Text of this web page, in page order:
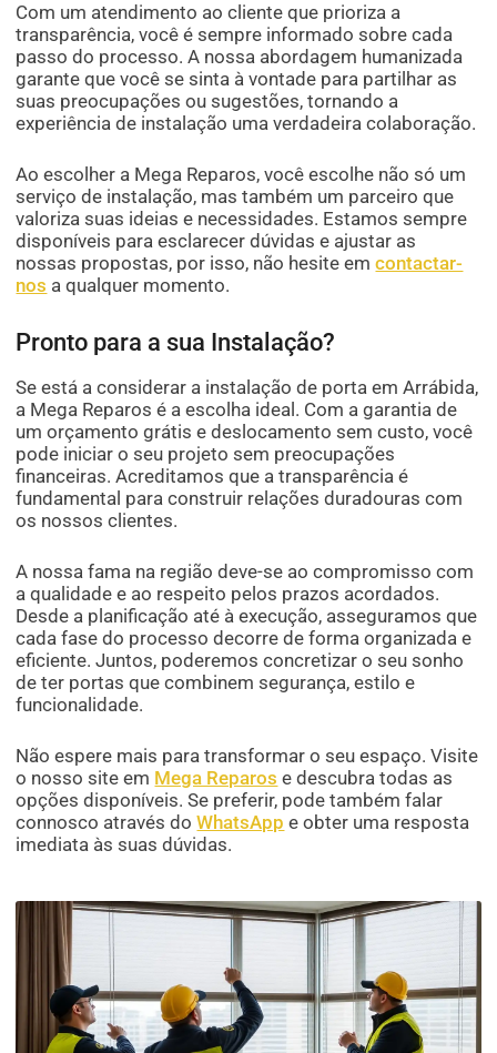
Com um atendimento ao cliente que prioriza a
transparência, você é sempre informado sobre cada
passo do processo. A nossa abordagem humanizada
garante que você se sinta à vontade para partilhar as
suas preocupações ou sugestões, tornando a
experiência de instalação uma verdadeira colaboração.
Ao escolher a Mega Reparos, você escolhe não só um
serviço de instalação, mas também um parceiro que
valoriza suas ideias e necessidades. Estamos sempre
disponíveis para esclarecer dúvidas e ajustar as
nossas propostas, por isso, não hesite emcontactar-
nos a qualquer momento.
Pronto para a sua Instalação?
Se está a considerar a instalação de porta em Arrábida,
a Mega Reparos é a escolha ideal. Com a garantia de
um orçamento grátis e deslocamento sem custo, você
pode iniciar o seu projeto sem preocupações
financeiras. Acreditamos que a transparência é
fundamental para construir relações duradouras com
os nossos clientes.
A nossa fama na região deve-se ao compromisso com
a qualidade e ao respeito pelos prazos acordados.
Desde a planificação até à execução, asseguramos que
cada fase do processo decorre de forma organizada e
eficiente. Juntos, poderemos concretizar o seu sonho
de ter portas que combinem segurança, estilo e
funcionalidade.
Não espere mais para transformar o seu espaço. Visite
o nosso site em Mega Reparos e descubra todas as
opções disponíveis. Se preferir, pode também falar
connosco através doWhatsApp e obter uma resposta
imediata às suas dúvidas.